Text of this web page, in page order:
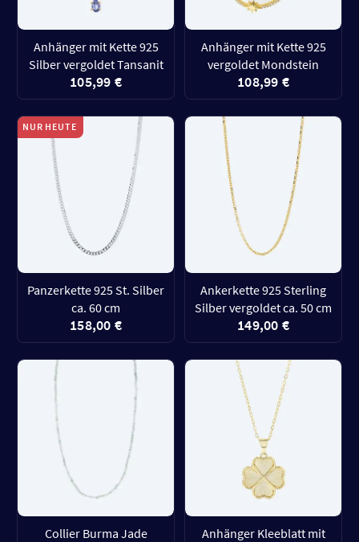
Anhänger mit Kette 925
Silber vergoldet Tansanit
105,99 €
Anhänger mit Kette 925
vergoldet Mondstein
108,99 €
NUR HEUTE
Panzerkette 925 St. Silber
ca. 60 cm
158,00 €
Ankerkette 925 Sterling
Silber vergoldet ca. 50 cm
149,00 €
Collier Burma Jade
Anhänger Kleeblatt mit